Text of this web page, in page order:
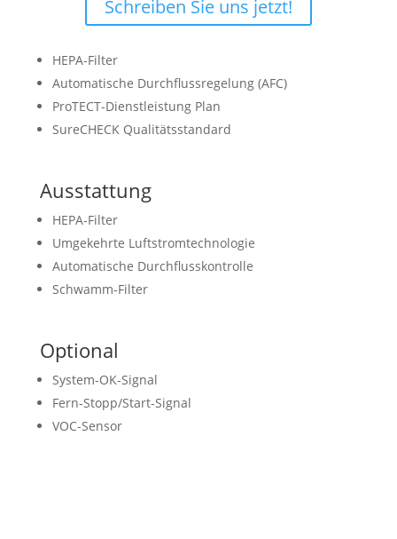
Schreiben Sie uns jetzt!
HEPA-Filter
Automatische Durchflussregelung (AFC)
ProTECT-Dienstleistung Plan
SureCHECK Qualitätsstandard
Ausstattung
HEPA-Filter
Umgekehrte Luftstromtechnologie
Automatische Durchflusskontrolle
Schwamm-Filter
Optional
System-OK-Signal
Fern-Stopp/Start-Signal
VOC-Sensor